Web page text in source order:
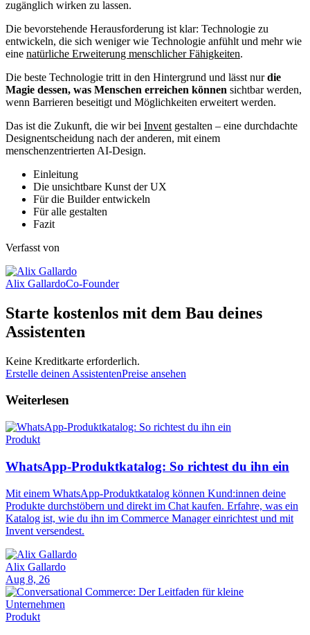
zugänglich wirken zu lassen.
Die bevorstehende Herausforderung ist klar: Technologie zu
entwickeln, die sich weniger wie Technologie anfühlt und mehr wie
eine natürliche Erweiterung menschlicher Fähigkeiten.
Die beste Technologie tritt in den Hintergrund und lässt nurdie
Magie dessen, was Menschen erreichen können sichtbar werden,
wenn Barrieren beseitigt und Möglichkeiten erweitert werden.
Das ist die Zukunft, die wir bei Invent gestalten – eine durchdachte
Designentscheidung nach der anderen, mit einem
menschenzentrierten AI-Design.
Einleitung
Die unsichtbare Kunst der UX
Für die Builder entwickeln
Für alle gestalten
Fazit
Verfasst von
Alix GallardoCo-Founder
Starte kostenlos mit dem Bau deines
Assistenten
Keine Kreditkarte erforderlich.
Erstelle deinen AssistentenPreise ansehen
Weiterlesen
Produkt
WhatsApp-Produktkatalog: So richtest du ihn ein
Mit einem WhatsApp-Produktkatalog können Kund:innen deine
Produkte durchstöbern und direkt im Chat kaufen. Erfahre, was ein
Katalog ist, wie du ihn im Commerce Manager einrichtest und mit
Invent versendest.
Alix Gallardo
Aug 8, 26
Produkt